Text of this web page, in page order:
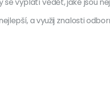
a využij znalosti